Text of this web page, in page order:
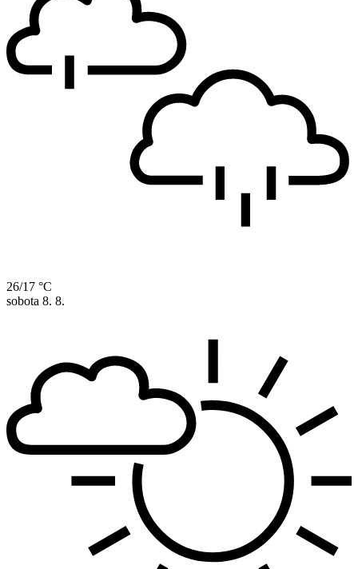
26/17 °C
sobota 8. 8.